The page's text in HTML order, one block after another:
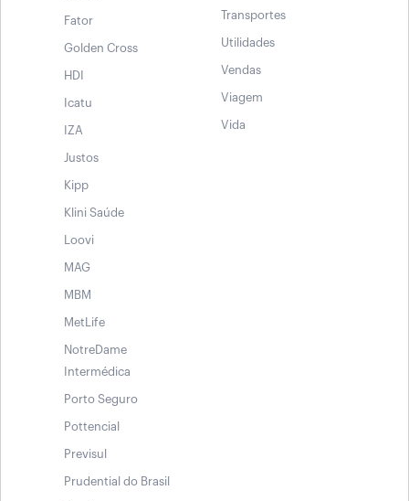
Fator
Golden Cross
HDI
Icatu
IZA
Justos
Kipp
Klini Saúde
Loovi
MAG
MBM
MetLife
NotreDame
Intermédica
Porto Seguro
Pottencial
Previsul
Prudential do Brasil
Transportes
Utilidades
Vendas
Viagem
Vida